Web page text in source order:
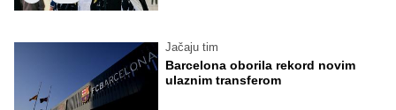
Jačaju tim
Barcelona oborila rekord novim
ulaznim transferom